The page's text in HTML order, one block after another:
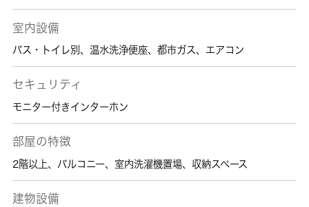
室内設備
バス・トイレ別 、 温水洗浄便座、 都市ガス、 エアコン
セキュリティ
モニター付きインターホン
部屋の特徴
2階以上、 バルコニー、 室内洗濯機置場、 収納スペース
建物設備